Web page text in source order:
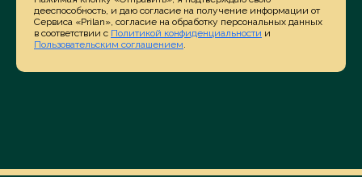
дееспособность, и даю согласие на получение информации от
Сервиса «Prilan», согласие на обработку персональных данных
в соответствии с Политикой конфиденциальности и
Пользовательским соглашением.